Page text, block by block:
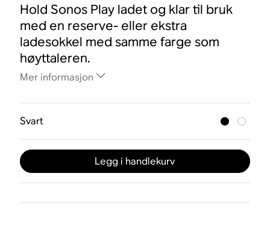
Hold Sonos Play ladet og klar til bruk
med en reserve- eller ekstra
ladesokkel med samme farge som
høyttaleren.
Mer informasjon
Svart
Legg i handlekurv